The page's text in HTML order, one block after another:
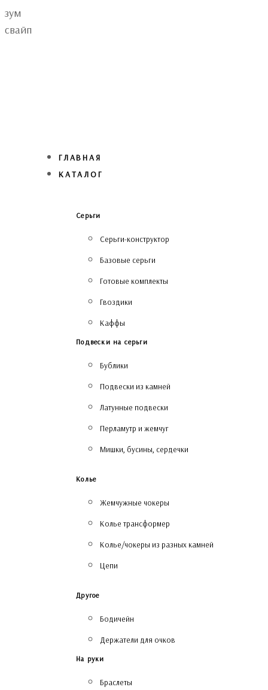
Skip
links
Skip
to
зум
свайп
ГЛАВНАЯ
КАТАЛОГ
Серьги
Серьги-конструктор
Базовые серьги
Готовые комплекты
Гвоздики
Каффы
Подвески на серьги
Бублики
Подвески из камней
Латунные подвески
Перламутр и жемчуг
Мишки, бусины, сердечки
Колье
Жемчужные чокеры
Колье трансформер
Колье/чокеры из разных камней
Цепи
Другое
Бодичейн
Держатели для очков
На руки
Браслеты